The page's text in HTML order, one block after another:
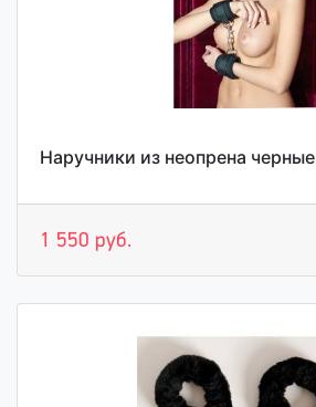
Наручники из неопрена черные
1 550 руб.